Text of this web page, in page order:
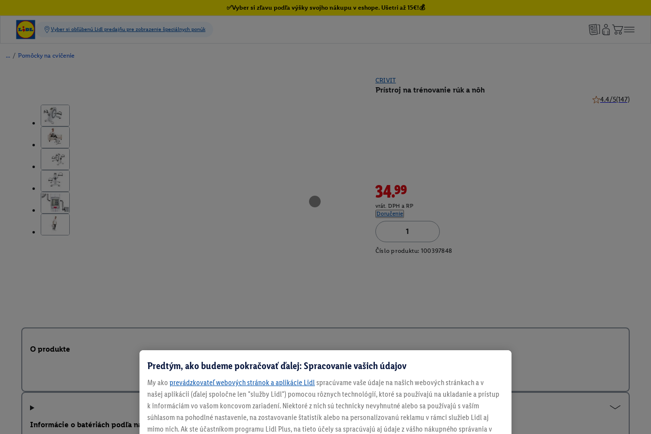
✅Vyber si zľavu podľa výšky svojho nákupu v eshope. Ušetri až 15€!💰
/ Pomôcky na cvičenie
CRIVIT
Prístroj na trénovanie rúk a nôh
4.4/5(147)
34.99
vrát. DPH a RP
Doručenie
Číslo produktu: 100397848
O produkte
Informácie o batériách podľa nariadenia EÚ o batériách
Predtým, ako budeme pokračovať ďalej: Spracovanie vašich údajov
My ako prevádzkovateľ webových stránok a aplikácie Lidl spracúvame vaše údaje na našich webových stránkach a v
našej aplikácii (ďalej spoločne len "služby Lidl") pomocou rôznych technológií, ktoré sa používajú na ukladanie a prístup
k informáciám vo vašom koncovom zariadení. Niektoré z nich sú technicky nevyhnutné alebo sa používajú s vaším
súhlasom na pohodlné nastavenie, na zostavovanie štatistík alebo na personalizovanú reklamu v rámci služieb Lidl aj
mimo nich. Ak ste účastníkom programu Lidl Plus, na tieto účely sa spracúvajú aj údaje z vášho nákupného správania v